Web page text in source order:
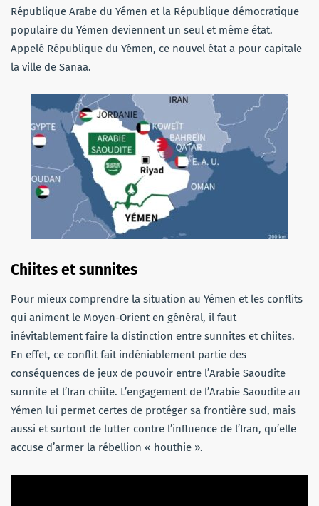
République Arabe du Yémen et la République démocratique
populaire du Yémen deviennent un seul et même état.
Appelé République du Yémen, ce nouvel état a pour capitale
la ville de Sanaa.
Chiites et sunnites
Pour mieux comprendre la situation au Yémen et les conflits
qui animent le Moyen-Orient en général, il faut
inévitablement faire la distinction entre sunnites et chiites.
En effet, ce conflit fait indéniablement partie des
conséquences de jeux de pouvoir entre l’Arabie Saoudite
sunnite et l’Iran chiite. L’engagement de l’Arabie Saoudite au
Yémen lui permet certes de protéger sa frontière sud, mais
aussi et surtout de lutter contre l’influence de l’Iran, qu’elle
accuse d’armer la rébellion « houthie ».